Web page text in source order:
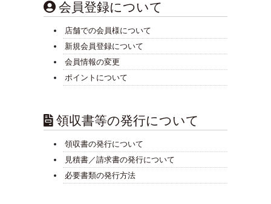
会員登録について
店舗での会員様について
新規会員登録について
会員情報の変更
ポイントについて
領収書等の発行について
領収書の発行について
見積書／請求書の発行について
必要書類の発行方法